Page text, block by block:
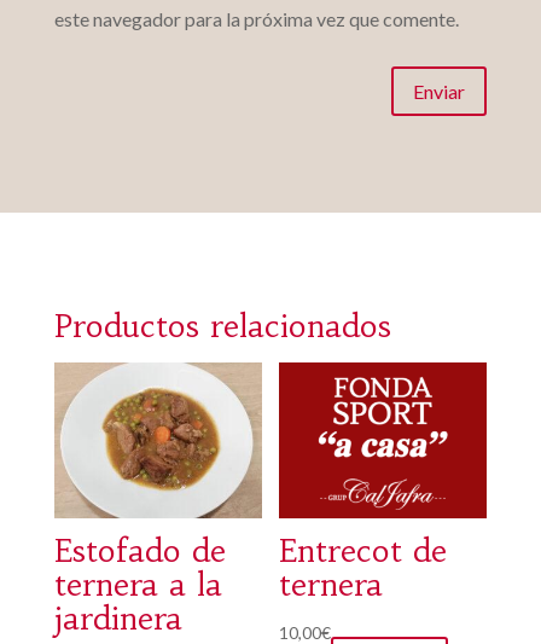
este navegador para la próxima vez que comente.
Enviar
Productos relacionados
Estofado de
ternera a la
jardinera
Entrecot de
ternera
10,00€